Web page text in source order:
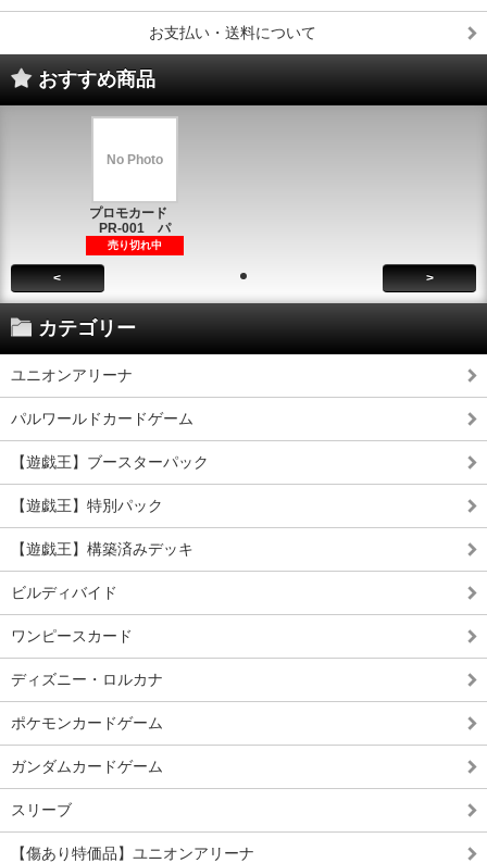
お支払い・送料について
おすすめ商品
No Photo
プロモカード
PR-001 パ
売り切れ中
< >
カテゴリー
ユニオンアリーナ
パルワールドカードゲーム
【遊戯王】ブースターパック
【遊戯王】特別パック
【遊戯王】構築済みデッキ
ビルディバイド
ワンピースカード
ディズニー・ロルカナ
ポケモンカードゲーム
ガンダムカードゲーム
スリーブ
【傷あり特価品】ユニオンアリーナ